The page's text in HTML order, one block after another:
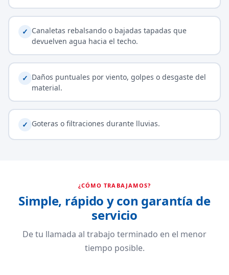
✓ Canaletas rebalsando o bajadas tapadas que
devuelven agua hacia el techo.
✓ Daños puntuales por viento, golpes o desgaste del
material.
✓ Goteras o filtraciones durante lluvias.
¿CÓMO TRABAJAMOS?
Simple, rápido y con garantía de
servicio
De tu llamada al trabajo terminado en el menor
tiempo posible.